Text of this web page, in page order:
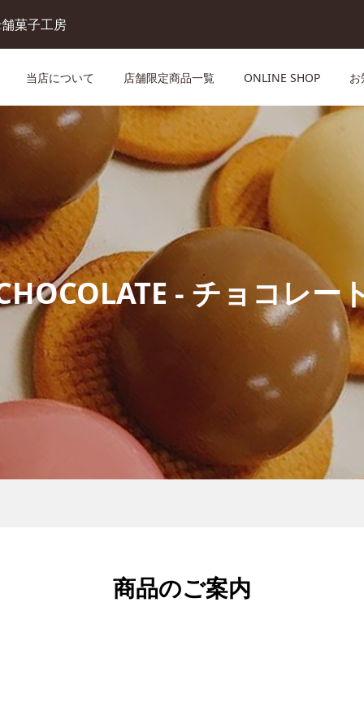
菓子工房
当店について 店舗限定商品一覧 ONLINE SHOP お
苺パフェ – 店頭販売中
コラ ガトーショコラ – 店頭販
店頭販売中 チーズケーキ – 店頭販売
- チョコレー
商品のご案内